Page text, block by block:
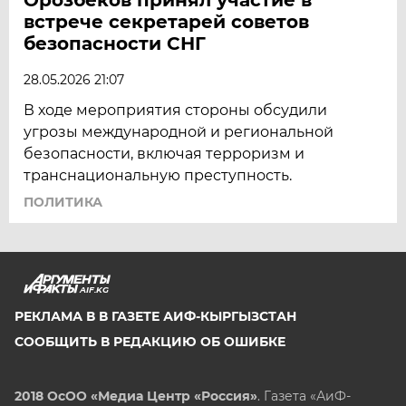
ЯМАЛ
ЯРОСЛАВЛЬ
встрече секретарей советов
безопасности СНГ
28.05.2026 21:07
В ходе мероприятия стороны обсудили
угрозы международной и региональной
безопасности, включая терроризм и
транснациональную преступность.
ПОЛИТИКА
AIF.KG
РЕКЛАМА В В ГАЗЕТЕ АИФ-КЫРГЫЗСТАН
СООБЩИТЬ В РЕДАКЦИЮ ОБ ОШИБКЕ
2018 ОсОО «Медиа Центр «Россия». Газета «АиФ-